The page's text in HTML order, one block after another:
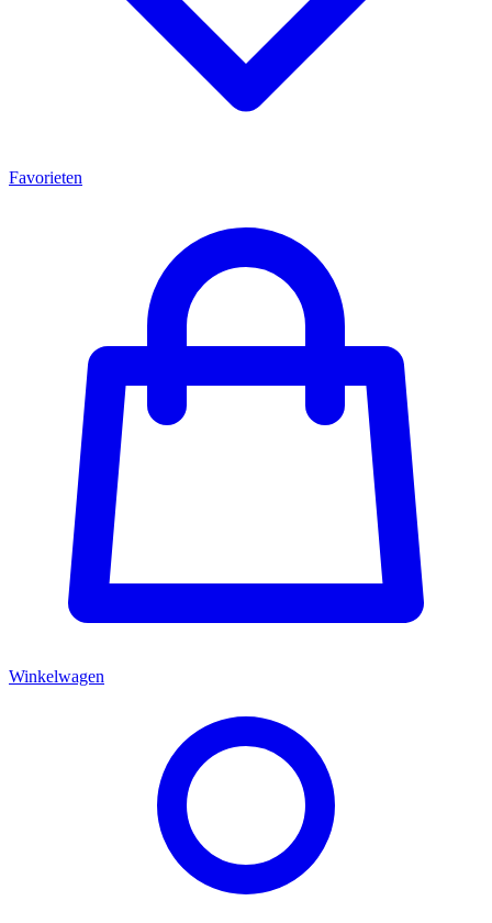
Favorieten
Winkelwagen